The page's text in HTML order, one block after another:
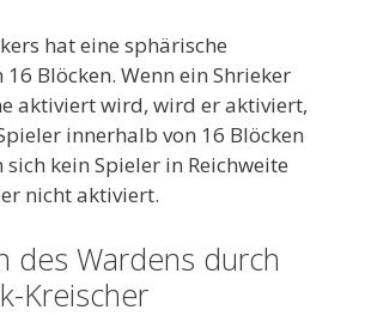
hat eine sphärische
16 Blöcken. Wenn ein Shrieker
aktiviert wird, wird er aktiviert,
innerhalb von 16 Blöcken
kein Spieler in Reichweite
nicht aktiviert.
des Wardens durch
Kreischer